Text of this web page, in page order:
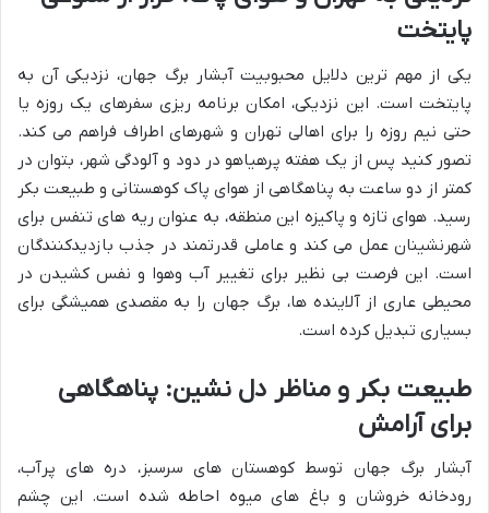
پایتخت
یکی از مهم ترین دلایل محبوبیت آبشار برگ جهان، نزدیکی آن به
پایتخت است. این نزدیکی، امکان برنامه ریزی سفرهای یک روزه یا
حتی نیم روزه را برای اهالی تهران و شهرهای اطراف فراهم می کند.
تصور کنید پس از یک هفته پرهیاهو در دود و آلودگی شهر، بتوان در
کمتر از دو ساعت به پناهگاهی از هوای پاک کوهستانی و طبیعت بکر
رسید. هوای تازه و پاکیزه این منطقه، به عنوان ریه های تنفس برای
شهرنشینان عمل می کند و عاملی قدرتمند در جذب بازدیدکنندگان
است. این فرصت بی نظیر برای تغییر آب وهوا و نفس کشیدن در
محیطی عاری از آلاینده ها، برگ جهان را به مقصدی همیشگی برای
بسیاری تبدیل کرده است.
طبیعت بکر و مناظر دل نشین: پناهگاهی
برای آرامش
آبشار برگ جهان توسط کوهستان های سرسبز، دره های پرآب،
رودخانه خروشان و باغ های میوه احاطه شده است. این چشم